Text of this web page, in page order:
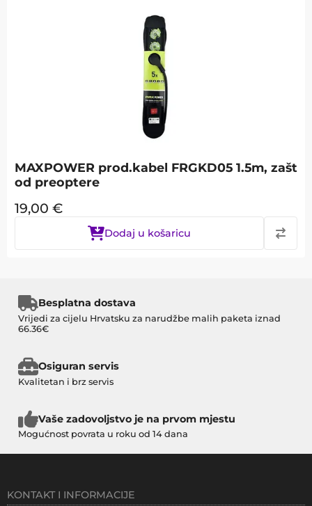
MAXPOWER prod.kabel FRGKD05 1.5m, zašt
od preoptere
19,00 €
Dodaj u košaricu
Besplatna dostava
Vrijedi za cijelu Hrvatsku za narudžbe malih paketa iznad
66.36€
Osiguran servis
Kvalitetan i brz servis
Vaše zadovoljstvo je na prvom mjestu
Mogućnost povrata u roku od 14 dana
KONTAKT I INFORMACIJE